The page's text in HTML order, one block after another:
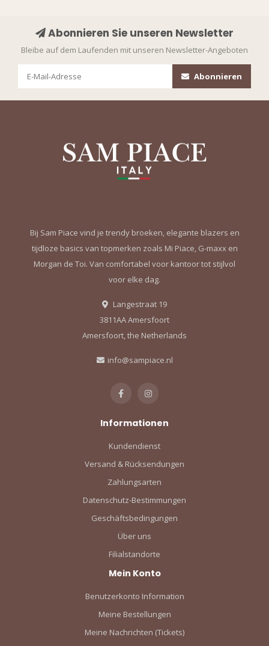
Abonnieren Sie unseren Newsletter
Bleibe auf dem Laufenden mit unseren Newsletter-Angeboten
Abonnieren
Bij Sam Piace vind je trendy broeken, elegante blazers en
tijdloze basics van topmerken zoals Mi Piace, G-maxx en
Morgan de Toi. Van comfortabel voor kantoor tot stijlvol
voor elke dag.
Langestraat 19
3811AA Amersfoort
Amersfoort, the Netherlands
info@sampiace.nl
Informationen
Kundendienst
Versand & Rücksendungen
Zahlungsarten
Datenschutz-Bestimmungen
Geschäftsbedingungen
Über uns
Filialstandorte
Mein Konto
Benutzerkonto Information
Meine Bestellungen
Meine Nachrichten (Tickets)